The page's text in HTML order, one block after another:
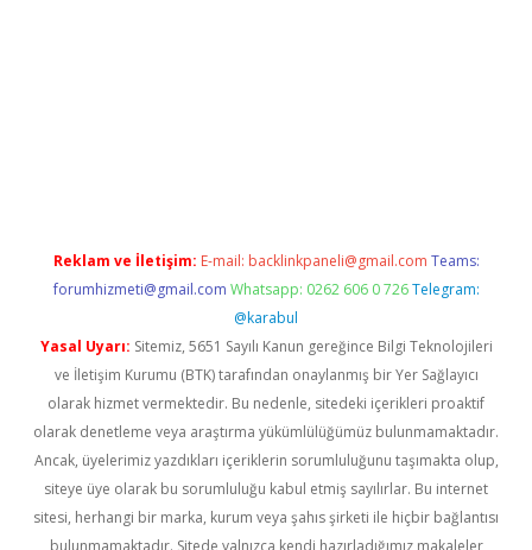
Reklam ve İletişim: E-mail: backlinkpaneli@gmail.com Teams:
forumhizmeti@gmail.com Whatsapp: 0262 606 0 726 Telegram:
@karabul
Yasal Uyarı: Sitemiz, 5651 Sayılı Kanun gereğince Bilgi Teknolojileri
ve İletişim Kurumu (BTK) tarafından onaylanmış bir Yer Sağlayıcı
olarak hizmet vermektedir. Bu nedenle, sitedeki içerikleri proaktif
olarak denetleme veya araştırma yükümlülüğümüz bulunmamaktadır.
Ancak, üyelerimiz yazdıkları içeriklerin sorumluluğunu taşımakta olup,
siteye üye olarak bu sorumluluğu kabul etmiş sayılırlar. Bu internet
sitesi, herhangi bir marka, kurum veya şahıs şirketi ile hiçbir bağlantısı
bulunmamaktadır. Sitede yalnızca kendi hazırladığımız makaleler